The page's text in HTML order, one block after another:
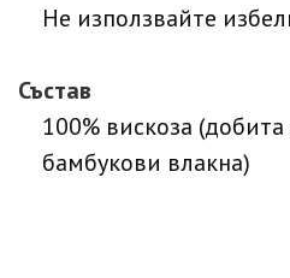
Не използвайте
Състав
100% вискоза
бамбукови влакна)